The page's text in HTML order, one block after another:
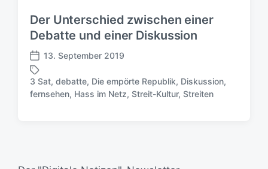
Der Unterschied zwischen einer
Debatte und einer Diskussion
V
e
r
ö
13. September 2019
S
c
3 Sat, debatte, Die empörte Republik, Diskussion,
fernsehen, Hass im Netz, Streit-Kultur, Streiten